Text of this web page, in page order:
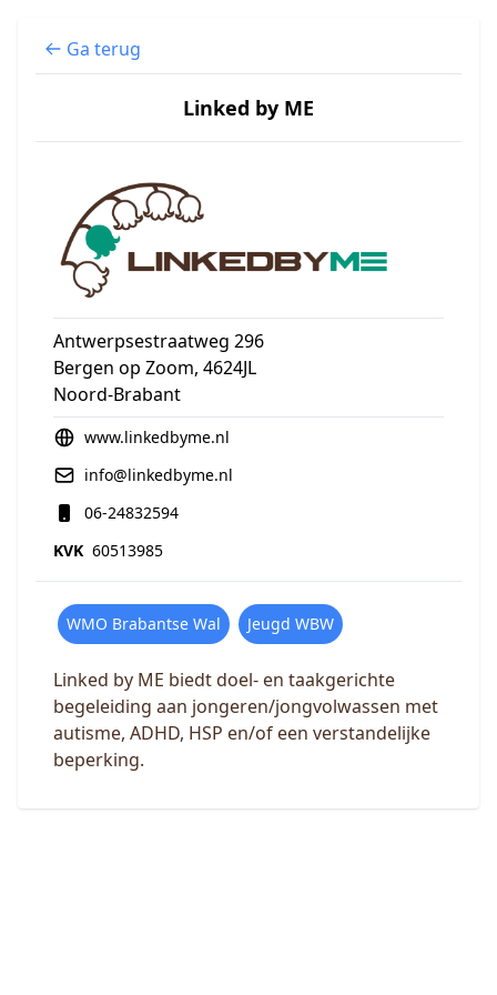
Ga terug
Linked by ME
Antwerpsestraatweg 296
Bergen op Zoom, 4624JL
Noord-Brabant
www.linkedbyme.nl
info@linkedbyme.nl
06-24832594
KVK 60513985
WMO Brabantse Wal Jeugd WBW
Linked by ME biedt doel- en taakgerichte
begeleiding aan jongeren/jongvolwassen met
autisme, ADHD, HSP en/of een verstandelijke
beperking.